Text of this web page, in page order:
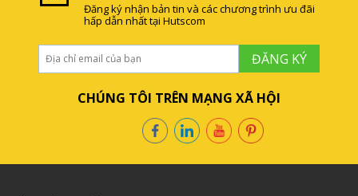
Đăng ký nhận bản tin và các chương trình ưu đãi
hấp dẫn nhất tại Hutscom
ĐĂNG KÝ
CHÚNG TÔI TRÊN MẠNG XÃ HỘI